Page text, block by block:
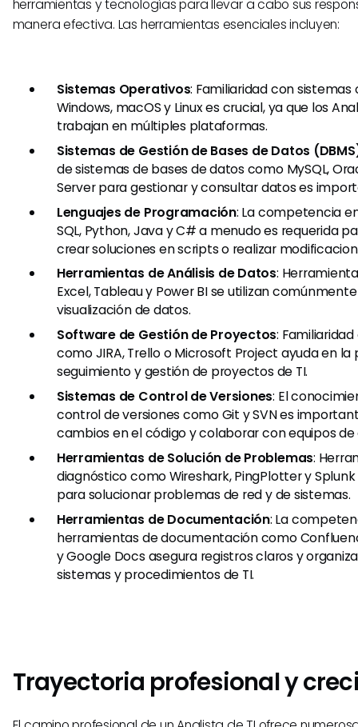
herramientas y tecnologías para llevar a cabo sus
manera efectiva. Las herramientas esenciales incluyen:
Sistemas Operativos: Familiaridad con
Windows, macOS y Linux es crucial, ya que los
trabajan en múltiples plataformas.
Sistemas de Gestión de Bases de Datos
de sistemas de bases de datos como MySQL,
Server para gestionar y consultar datos es
Lenguajes de Programación: La competencia
SQL, Python, Java y C# a menudo es requerida
crear soluciones en scripts o realizar
Herramientas de Análisis de Datos:
Excel, Tableau y Power BI se utilizan
visualización de datos.
Software de Gestión de Proyectos:
como JIRA, Trello o Microsoft Project ayuda en la
seguimiento y gestión de proyectos de TI.
Sistemas de Control de Versiones: El
control de versiones como Git y SVN es
cambios en el código y colaborar con equipos de
Herramientas de Solución de Problemas:
diagnóstico como Wireshark, PingPlotter y
para solucionar problemas de red y de sistemas.
Herramientas de Documentación: La
herramientas de documentación como
y Google Docs asegura registros claros y
sistemas y procedimientos de TI.
Trayectoria profesional y